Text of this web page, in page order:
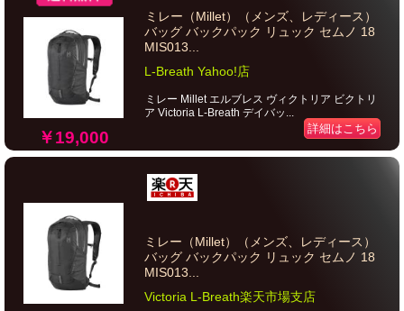
￥19,000
ミレー（Millet）（メンズ、レディース）
バッグ バックパック リュック セムノ 18
MIS013...
L-Breath Yahoo!店
ミレー Millet エルブレス ヴィクトリア ビクトリ
ア Victoria L-Breath デイバッ...
詳細はこちら
ミレー（Millet）（メンズ、レディース）
バッグ バックパック リュック セムノ 18
MIS013...
Victoria L-Breath楽天市場支店